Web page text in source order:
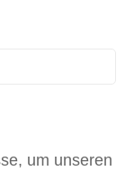
um unseren